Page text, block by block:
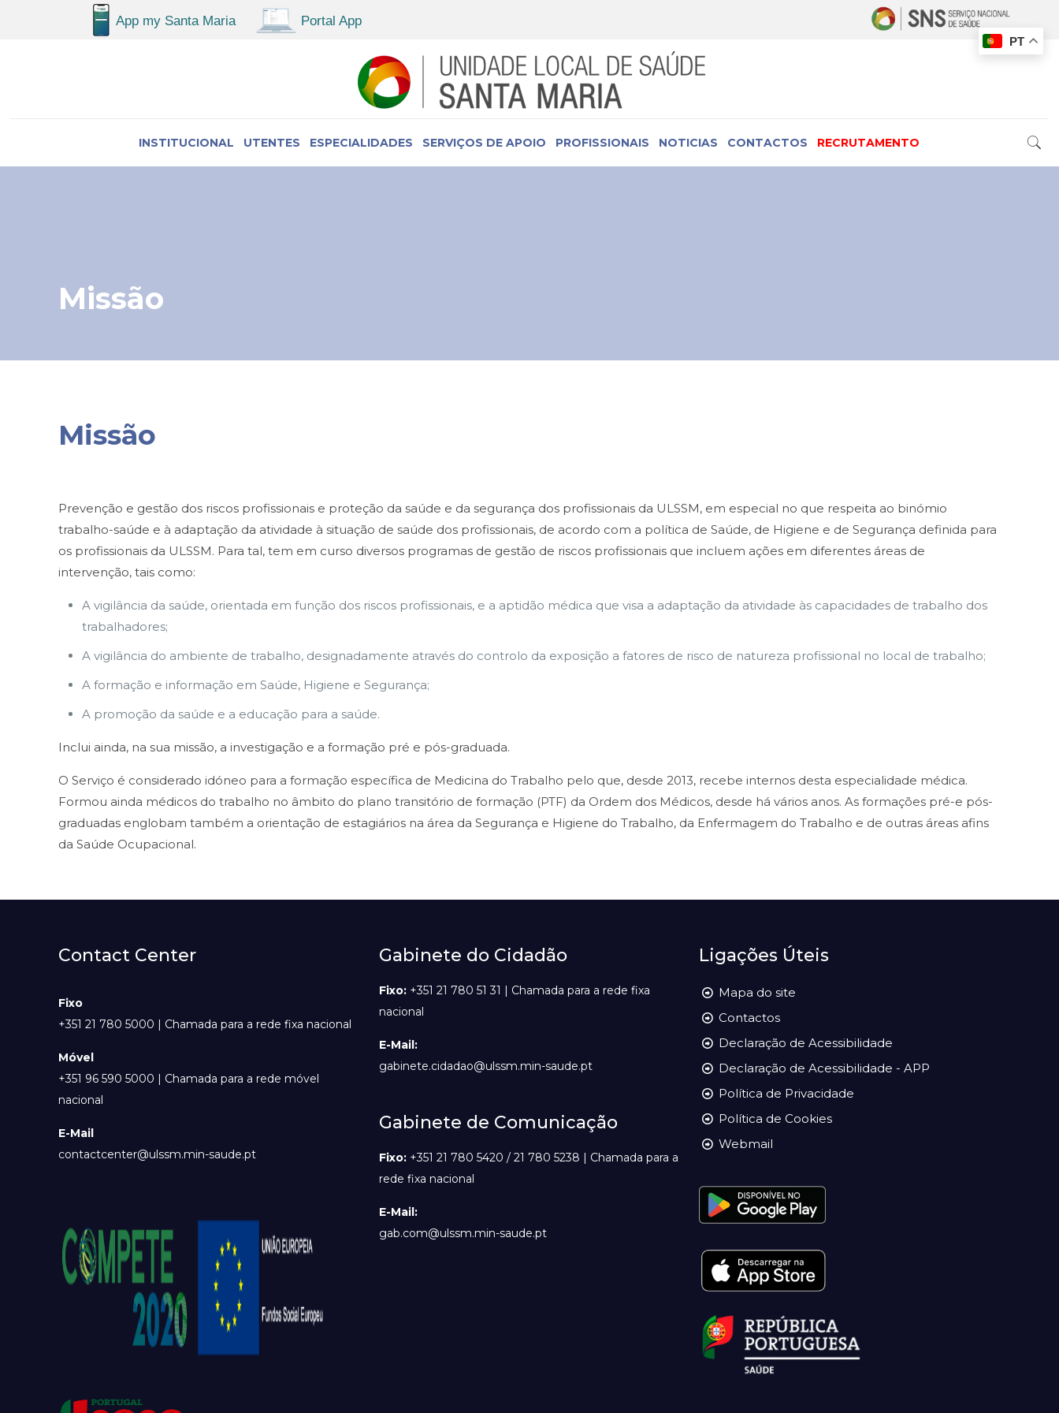
INSTITUCIONAL UTENTES ESPECIALIDADES SERVIÇOS DE APOIO PROFISSIONAIS NOTICIAS CONTACTOS RECRUTAMENTO
Missão
Missão
Prevenção e gestão dos riscos profissionais e proteção da saúde e da segurança dos profissionais da ULSSM, em especial no que respeita ao binómio
trabalho-saúde e à adaptação da atividade à situação de saúde dos profissionais, de acordo com a política de Saúde, de Higiene e de Segurança definida para
os profissionais da ULSSM. Para tal, tem em curso diversos programas de gestão de riscos profissionais que incluem ações em diferentes áreas de
intervenção, tais como:
A vigilância da saúde, orientada em função dos riscos profissionais, e a aptidão médica que visa a adaptação da atividade às capacidades de trabalho dos
trabalhadores;
A vigilância do ambiente de trabalho, designadamente através do controlo da exposição a fatores de risco de natureza profissional no local de trabalho;
A formação e informação em Saúde, Higiene e Segurança;
A promoção da saúde e a educação para a saúde.
Inclui ainda, na sua missão, a investigação e a formação pré e pós-graduada.
O Serviço é considerado idóneo para a formação específica de Medicina do Trabalho pelo que, desde 2013, recebe internos desta especialidade médica.
Formou ainda médicos do trabalho no âmbito do plano transitório de formação (PTF) da Ordem dos Médicos, desde há vários anos. As formações pré-e pós-
graduadas englobam também a orientação de estagiários na área da Segurança e Higiene do Trabalho, da Enfermagem do Trabalho e de outras áreas afins
da Saúde Ocupacional.
Contact Center
Fixo
+351 21 780 5000 | Chamada para a rede fixa nacional
Móvel
+351 96 590 5000 | Chamada para a rede móvel
nacional
E-Mail
contactcenter@ulssm.min-saude.pt
Gabinete do Cidadão
Fixo:+351 21 780 51 31 | Chamada para a rede fixa
nacional
E-Mail:
gabinete.cidadao@ulssm.min-saude.pt
Gabinete de Comunicação
Fixo:+351 21 780 5420 / 21 780 5238 | Chamada para a
rede fixa nacional
E-Mail:
gab.com@ulssm.min-saude.pt
Ligações Úteis
Mapa do site
Contactos
Declaração de Acessibilidade
Declaração de Acessibilidade - APP
Política de Privacidade
Política de Cookies
Webmail
PT